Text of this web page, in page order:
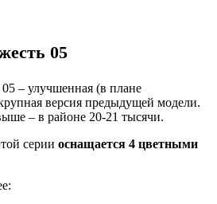
05
– улучшенная (в плане
версия предыдущей модели.
– в районе 20-21 тысячи.
серии оснащается 4 цветными